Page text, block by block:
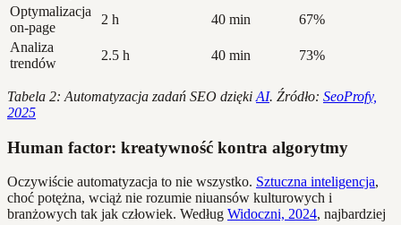
Optymalizacja
on-page
2 h 40 min
67%
Analiza
trendów
2.5 h 40 min 73%
Tabela 2: Automatyzacja zadań SEO dzięki AI. Źródło: SeoProfy,
2025
Human factor: kreatywność kontra algorytmy
Oczywiście automatyzacja to nie wszystko. Sztuczna inteligencja,
choć potężna, wciąż nie rozumie niuansów kulturowych i
branżowych tak jak człowiek. Według Widoczni, 2024, najbardziej